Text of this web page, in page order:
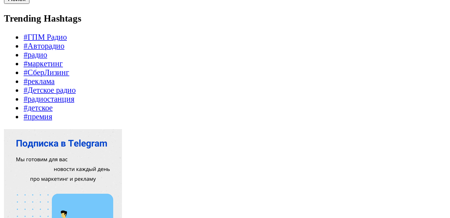
Trending Hashtags
#ГПМ Радио
#Авторадио
#радио
#маркетинг
#СберЛизинг
#реклама
#Детское радио
#радиостанция
#детское
#премия